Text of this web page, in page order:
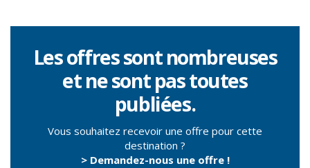
Les offres sont nombreuses
et ne sont pas toutes
publiées.
Vous souhaitez recevoir une offre pour cette
destination ?
> Demandez-nous une offre !